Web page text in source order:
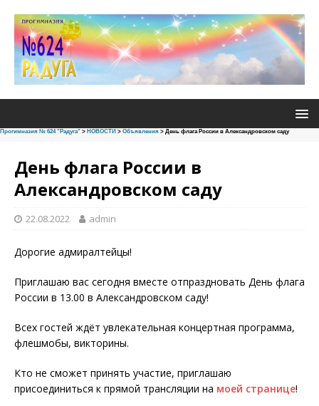
Прогимназия № 624 "Радуга" > НОВОСТИ > Объявления > День флага России в Александровском саду
День флага России в
Александровском саду
22.08.2022 admin
Дорогие адмиралтейцы!
Приглашаю вас сегодня вместе отпраздновать День флага
России в 13.00 в Александровском саду!
Всех гостей ждёт увлекательная концертная программа,
флешмобы, викторины.
Кто не сможет принять участие, приглашаю
присоединиться к прямой трансляции на моей странице!